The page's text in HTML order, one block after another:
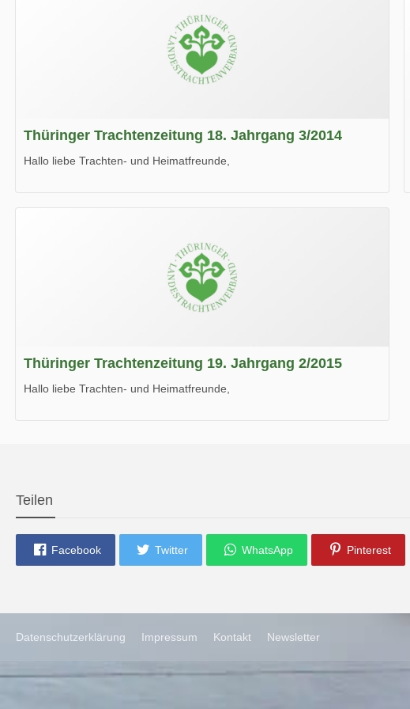
Thüringer Trachtenzeitung 18. Jahrgang 3/2014
Hallo liebe Trachten- und Heimatfreunde,
Wir wünschen Euch viel Spaß beim Lesen.
Thüringer Trachtenzeitung 19. Jahrgang 2/2015
Hallo liebe Trachten- und Heimatfreunde,
Teilen
Facebook Twitter WhatsApp Pinterest
Datenschutzerklärung Impressum Kontakt Newsletter